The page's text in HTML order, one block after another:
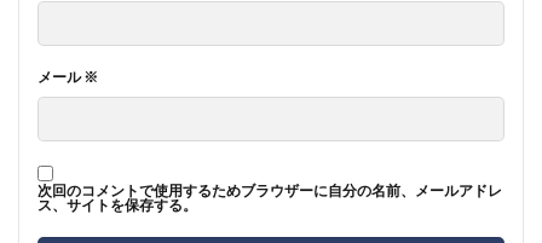
メール※
次回のコメントで使用するためブラウザーに自分の名前、メールアドレ
ス、サイトを保存する。